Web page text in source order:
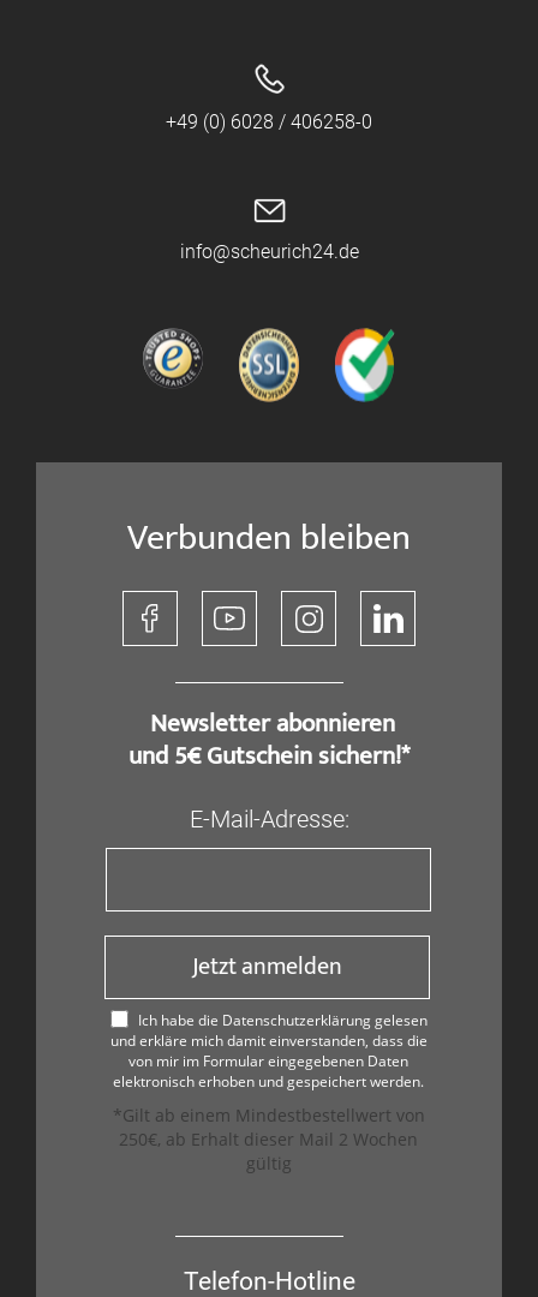
+49 (0) 6028 / 406258-0
info@scheurich24.de
Verbunden bleiben
​ Newsletter abonnieren
und 5€ Gutschein sichern!*
E-Mail-Adresse:
Jetzt anmelden
Ich habe die Datenschutzerklärung gelesen
und erkläre mich damit einverstanden, dass die
von mir im Formular eingegebenen Daten
elektronisch erhoben und gespeichert werden.
*Gilt ab einem Mindestbestellwert von
250€, ab Erhalt dieser Mail 2 Wochen
gültig
Telefon-Hotline